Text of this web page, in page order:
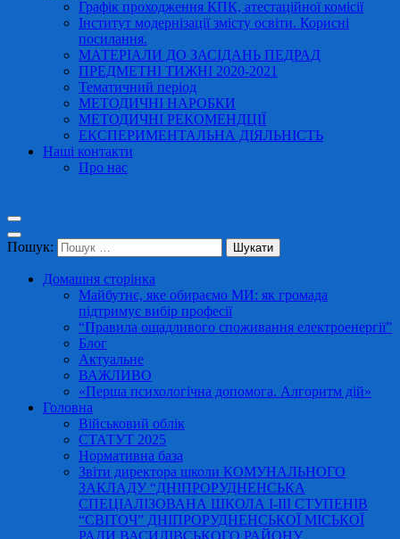
Графік проходження КПК, атестаційної комісії
Інститут модернізації змісту освіти. Корисні
посилання.
МАТЕРІАЛИ ДО ЗАСІДАНЬ ПЕДРАД
ПРЕДМЕТНІ ТИЖНІ 2020-2021
Тематичний період
МЕТОДИЧНІ НАРОБКИ
МЕТОДИЧНІ РЕКОМЕНДЦІЇ
ЕКСПЕРИМЕНТАЛЬНА ДІЯЛЬНІСТЬ
Наші контакти
Про нас
Пошук:
Домашня сторінка
Майбутнє, яке обираємо МИ: як громада
підтримує вибір професії
“Правила ощадливого споживання електроенергії”
Блог
Актуальне
ВАЖЛИВО
«Перша психологічна допомога. Алгоритм дій»
Головна
Військовий облік
СТАТУТ 2025
Нормативна база
Звіти директора школи КОМУНАЛЬНОГО
ЗАКЛАДУ “ДНІПРОРУДНЕНСЬКА
СПЕЦІАЛІЗОВАНА ШКОЛА І-ІІІ СТУПЕНІВ
“СВІТОЧ” ДНІПРОРУДНЕНСЬКОЇ МІСЬКОЇ
РАДИ ВАСИЛІВСЬКОГО РАЙОНУ